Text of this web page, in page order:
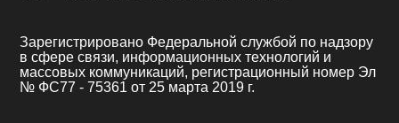
Зарегистрировано Федеральной службой по надзору
в сфере связи, информационных технологий и
массовых коммуникаций, регистрационный номер Эл
№ ФС77 - 75361 от 25 марта 2019 г.